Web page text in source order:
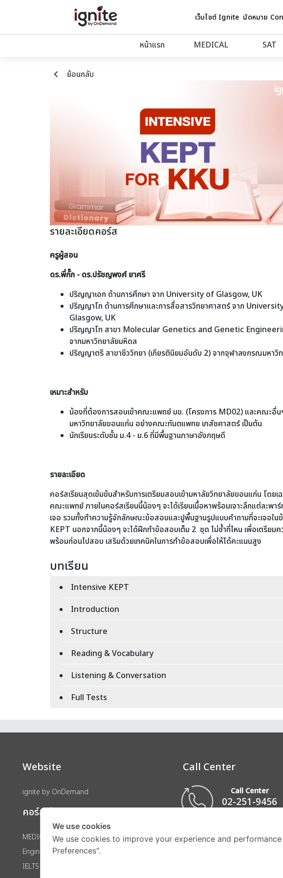
เว็บไซต์ Ignite นัดหมาย
หน้าแรก MEDICAL SAT
keyboard_arrow_left ย้อนกลับ
รายละเอียดคอร์ส
ครูผู้สอน
ดร.พี่กั๊ก - ดร.ปรัชญพงศ์ ยาศรี
ปริญญาเอก ด้านการศึกษา จาก University of Glasgow, UK
ปริญญาโท ด้านการศึกษาและการสื่อสารวิทยาศาสตร์ จาก
Glasgow, UK
ปริญญาโท สาขา Molecular Genetics and Genetic
จากมหาวิทยาลัยมหิดล
ปริญญาตรี สาขาชีววิทยา (เกียรตินิยมอันดับ 2) จากจุฬาลงกรณมหาวิ
เหมาะสำหรับ
น้องที่ต้องการสอบเข้าคณะแพทย์ มข. (โครงการ MD02) และคณะอื่น
มหาวิทยาลัยขอนแก่น อย่างคณะทันตแพทย เภสัชศาสตร์ เป็นต้น
นักเรียนระดับชั้น ม.4 - ม.6 ที่มีพื้นฐานภาษาอังกฤษดี
รายละเอียด
คอร์สเรียนสุดเข้มข้นสำหรับการเตรียมสอบเข้ามหาลัยวิทยาลัยขอนแก่น โดยเ
คณะแพทย์ ภายในคอร์สเรียนนี้น้องๆ จะได้เรียนเนื้อหาพร้อมเจาะลึกแต่ละพาร์
เจอ รวมทั้งทำความรู้จักลักษณะข้อสอบและปูพื้นฐานรูปแบบคำถามที่จะเจอใน
KEPT นอกจากนี้น้องๆ จะได้ฝึกทำข้อสอบเต็ม 2 ชุด ไม่ซ้ำที่ไหน เพื่อเตรียมค
พร้อมก่อนไปสอบ เสริมด้วยเทคนิคในการทำข้อสอบเพื่อให้ได้คะแนนสูง
บทเรียน
Intensive KEPT
Introduction
Structure
Reading & Vocabulary
Listening & Conversation
Full Tests
Website
ignite by OnDemand
คอร์สเรียน
MEDICAL
Engineering
IELTS
Call Center
Call Center
02-251-9456
We use cookies
We use cookies to improve your experience and
Preferences".